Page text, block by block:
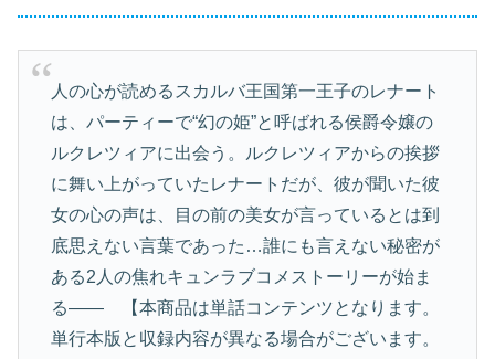
人の心が読めるスカルバ王国第一王子のレナート
は、パーティーで“幻の姫”と呼ばれる侯爵令嬢の
ルクレツィアに出会う。ルクレツィアからの挨拶
に舞い上がっていたレナートだが、彼が聞いた彼
女の心の声は、目の前の美女が言っているとは到
底思えない言葉であった…誰にも言えない秘密が
ある2人の焦れキュンラブコメストーリーが始ま
る―― 【本商品は単話コンテンツとなります。
単行本版と収録内容が異なる場合がございます。